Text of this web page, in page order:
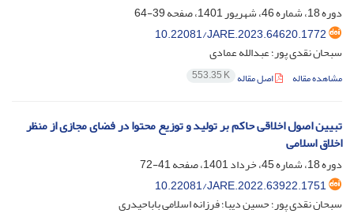
دوره 18، شماره 46، شهریور 1401، صفحه
39-64
10.22081/JARE.2023.64620.1772
سبحان نقدی پور؛ عبدالله عمادی
مشاهده مقاله اصل مقاله 553.35 K
تبیین اصول اخلاقی حاکم بر تولید و توزیع محتوا در فضای مجازی از منظر
اخلاق اسلامی
دوره 18، شماره 45، خرداد 1401، صفحه
41-72
10.22081/JARE.2022.63922.1751
سبحان نقدی پور؛ حسین دیبا؛ فرزانه اسلامی باباحیدری